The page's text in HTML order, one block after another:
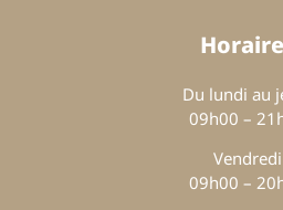
Du lundi au
09h00 –
Vendredi
09h00 –